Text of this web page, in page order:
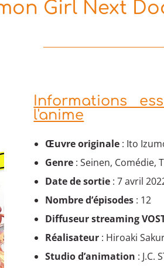
Girl Next
Informations
l'anime
Œuvre originale : Ito
Genre : Seinen, Comédie,
Date de sortie : 7 avril
Nombre d’épisodes : 12
Diffuseur streaming
Réalisateur : Hiroaki
Studio d’animation : J.C.